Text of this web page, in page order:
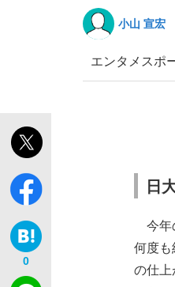
小山 宣宏
エンタメ スポ
0
日
今年
何度も
の仕上